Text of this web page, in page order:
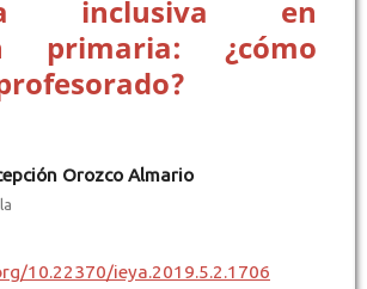
inclusiva en
primaria: ¿cómo
Orozco Almario
10.22370/ieya.2019.5.2.1706